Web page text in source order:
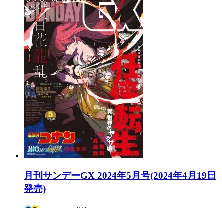
月刊サンデーGX 2024年5月号(2024年4月19日
発売)